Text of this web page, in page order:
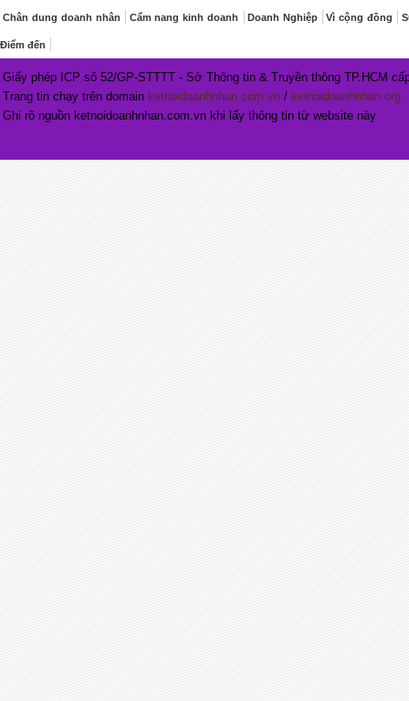
Chân dung doanh nhân Cẩm nang kinh doanh Doanh Nghiệp Vì cộng đồng
Điểm đến
Giấy phép ICP số 52/GP-STTTT - Sở Thông tin & Truyền thông TP.HCM
Trang tin chạy trên domain ketnoidoanhnhan.com.vn / ketnoidoanhnhan.org
Ghi rõ nguồn ketnoidoanhnhan.com.vn khi lấy thông tin từ website này